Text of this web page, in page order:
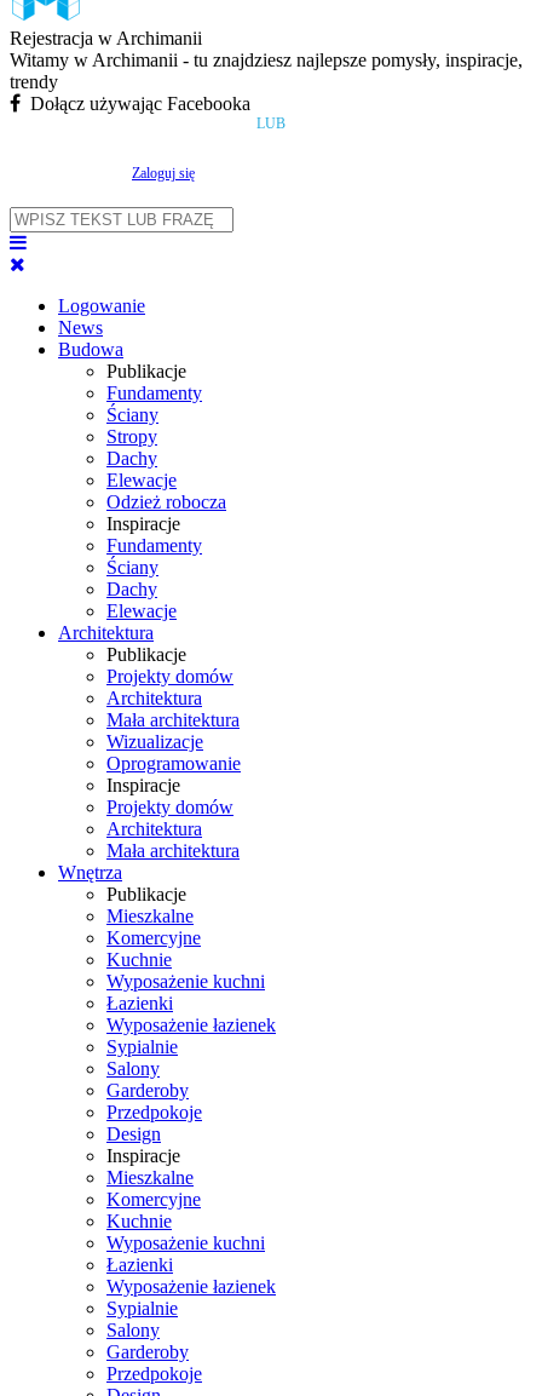
Rejestracja w Archimanii
Witamy w Archimanii - tu znajdziesz najlepsze pomysły, inspiracje,
trendy
Dołącz używając Facebooka
LUB
Zaloguj się
Logowanie
News
Budowa
Publikacje
Fundamenty
Ściany
Stropy
Dachy
Elewacje
Odzież robocza
Inspiracje
Fundamenty
Ściany
Dachy
Elewacje
Architektura
Publikacje
Projekty domów
Architektura
Mała architektura
Wizualizacje
Oprogramowanie
Inspiracje
Projekty domów
Architektura
Mała architektura
Wnętrza
Publikacje
Mieszkalne
Komercyjne
Kuchnie
Wyposażenie kuchni
Łazienki
Wyposażenie łazienek
Sypialnie
Salony
Garderoby
Przedpokoje
Design
Inspiracje
Mieszkalne
Komercyjne
Kuchnie
Wyposażenie kuchni
Łazienki
Wyposażenie łazienek
Sypialnie
Salony
Garderoby
Przedpokoje